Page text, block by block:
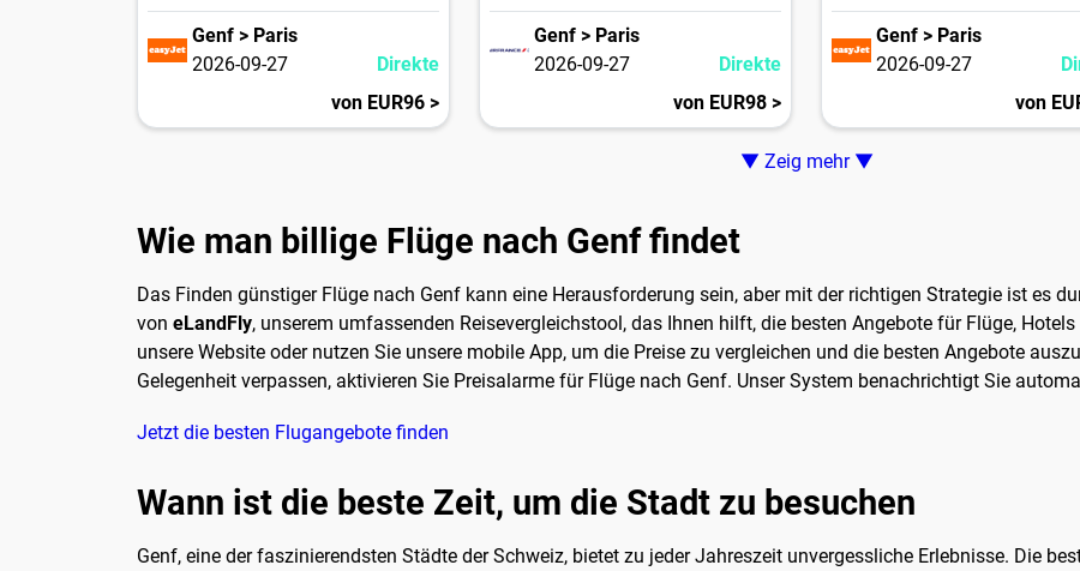
Genf > Paris
2026-09-27
Direkte
von EUR96 >
Genf > Paris
2026-09-27
Direkte
von EUR98 >
Genf > Paris
2026-09-27
von
▼ Zeig mehr ▼
Wie man billige Flüge nach Genf findet
Das Finden günstiger Flüge nach Genf kann eine Herausforderung sein, aber mit der richtigen Strategie ist es
von eLandFly, unserem umfassenden Reisevergleichstool, das Ihnen hilft, die besten Angebote für Flüge,
unsere Website oder nutzen Sie unsere mobile App, um die Preise zu vergleichen und die besten Angebote
Gelegenheit verpassen, aktivieren Sie Preisalarme für Flüge nach Genf. Unser System benachrichtigt Sie
Jetzt die besten Flugangebote finden
Wann ist die beste Zeit, um die Stadt zu besuchen
Genf, eine der faszinierendsten Städte der Schweiz, bietet zu jeder Jahreszeit unvergessliche Erlebnisse. Die